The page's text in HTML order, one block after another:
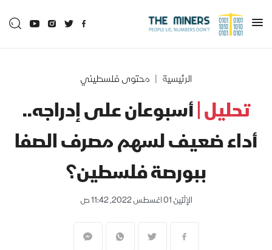
الرئيسية محتوى فلسطيني
تحليل |أسبوعان على إدراجه..
أداء ضعيف لسهم مصرف الصفا
ببورصة فلسطين؟
الإثنين 01 اغسطس 2022, 11:42 ص